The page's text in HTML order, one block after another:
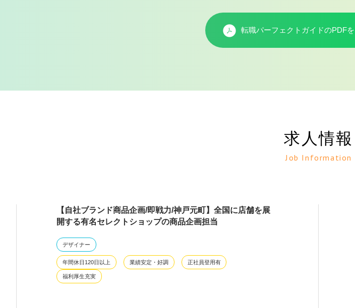
転職パーフェクトガイドのPDFを
求人情報
Job Information
【自社ブランド商品企画/即戦力/神戸元町】全国に店舗を展
開する有名セレクトショップの商品企画担当
デザイナー
年間休日120日以上 業績安定・好調 正社員登用有
福利厚生充実